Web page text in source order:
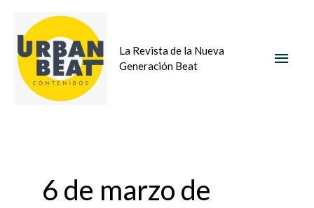
contenido
La Revista de la Nueva
Generación Beat
6 de marzo de